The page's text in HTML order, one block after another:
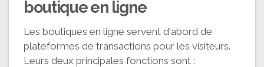
boutique en ligne
Les boutiques en ligne servent d'abord de
plateformes de transactions pour les visiteurs.
Leurs deux principales fonctions sont :